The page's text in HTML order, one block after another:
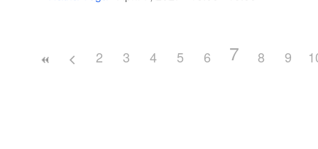
2 3 4 5 6 7 8 9